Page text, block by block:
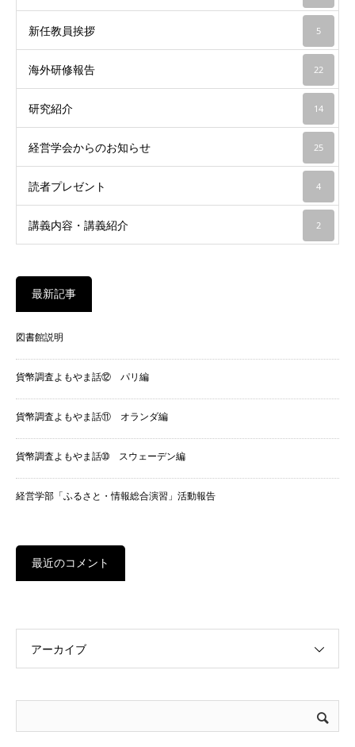
新任教員挨拶 5
海外研修報告 22
研究紹介 14
経営学会からのお知らせ 25
読者プレゼント 4
講義内容・講義紹介 2
最新記事
図書館説明
貨幣調査よもやま話⑫ パリ編
貨幣調査よもやま話⑪ オランダ編
貨幣調査よもやま話➉ スウェーデン編
経営学部「ふるさと・情報総合演習」活動報告
最近のコメント
アーカイブ